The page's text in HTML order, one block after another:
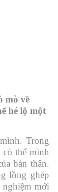
mò về
hé lộ một
Trong
thể mình
bản thân.
lồng ghép
nghiệm mới